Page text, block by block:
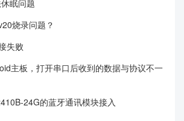
眠问题
烧录问题？
失败
主板，打开串口后收到的数据与协议不一
24G的蓝牙通讯模块接入